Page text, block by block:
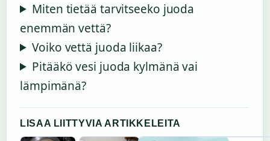
Miten tietää tarvitseeko juoda
enemmän vettä?
Voiko vettä juoda liikaa?
Pitääkö vesi juoda kylmänä vai
lämpimänä?
LISAA LIITTYVIA ARTIKKELEITA